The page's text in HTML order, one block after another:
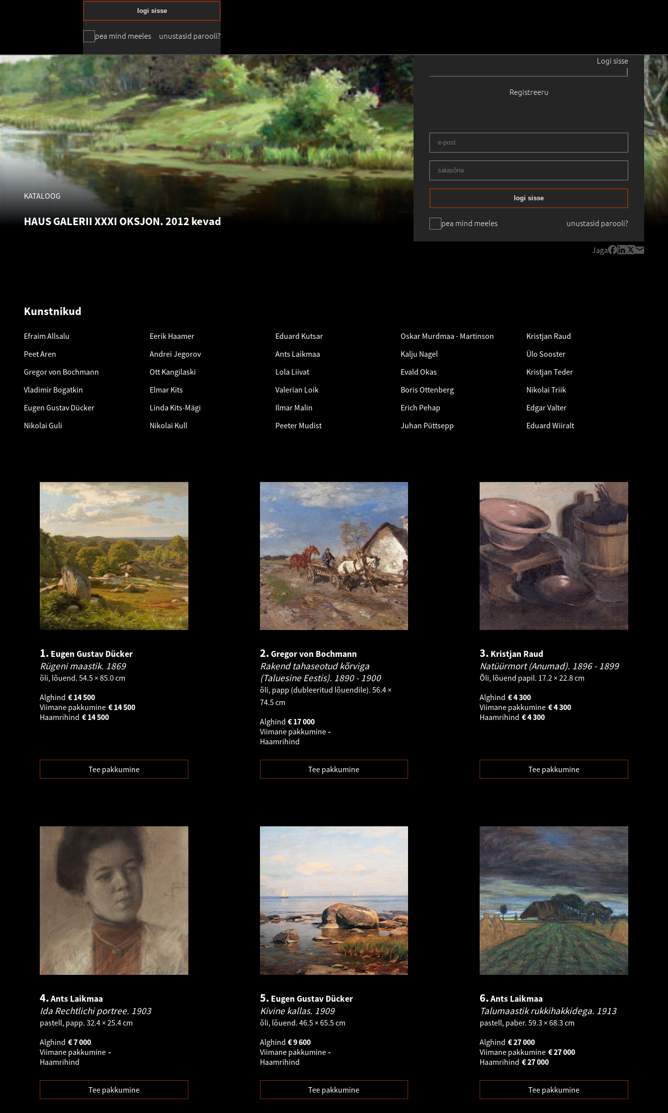
Logi sisse
|
Registreeru
pea mind meeles
logi sisse
unustasid parooli?
pea mind meeles
logi sisse
unustasid parooli?
KATALOOG
HAUS GALERII XXXI OKSJON. 2012 kevad 12:09 Haus Galerii
Jaga
Kunstnikud
Efraim Allsalu
Peet Aren
Gregor von Bochmann
Vladimir Bogatkin
Eugen Gustav Dücker
Nikolai Guli
Eerik Haamer
Andrei Jegorov
Ott Kangilaski
Elmar Kits
Linda Kits-Mägi
Nikolai Kull
Eduard Kutsar
Ants Laikmaa
Lola Liivat
Valerian Loik
Ilmar Malin
Peeter Mudist
Oskar Murdmaa - Martinson
Kalju Nagel
Evald Okas
Boris Ottenberg
Erich Pehap
Juhan Püttsepp
Kristjan Raud
Ülo Sooster
Kristjan Teder
Nikolai Triik
Edgar Valter
Eduard Wiiralt
1. Eugen Gustav Dücker
Rügeni maastik. 1869
õli, lõuend. 54.5 × 85.0 cm
Alghind
14 500
€
Viimane pakkumine
14 500
€
Haamrihind
14 500
€
Tee pakkumine
2.Gregor von Bochmann
Rakend tahaseotud kõrviga
(Taluesine Eestis). 1890 - 1900
õli, papp (dubleeritud lõuendile). 56.4 ×
74.5 cm
Alghind
17 000
€
Viimane pakkumine -
Haamrihind
Tee pakkumine
3. Kristjan Raud
Natüürmort (Anumad). 1896 - 1899
Õli, lõuend papil. 17.2 × 22.8 cm
Alghind
4 300
€
Viimane pakkumine
4 300
€
Haamrihind
4 300
€
Tee pakkumine
4.Ants Laikmaa
Ida Rechtlichi portree. 1903
pastell, papp. 32.4 × 25.4 cm
Alghind
7 000
€
Viimane pakkumine -
Haamrihind
Tee pakkumine
5. Eugen Gustav Dücker
Kivine kallas. 1909
õli, lõuend. 46.5 × 65.5 cm
Alghind
9 600
€
Viimane pakkumine -
Haamrihind
Tee pakkumine
6.Ants Laikmaa
Talumaastik rukkihakkidega. 1913
pastell, paber. 59.3 × 68.3 cm
Alghind
27 000
€
Viimane pakkumine
27 000
€
Haamrihind
27 000
€
Tee pakkumine